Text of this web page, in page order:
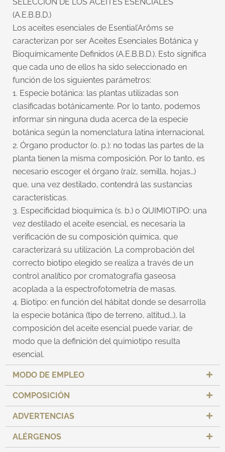
(A.E.B.B.D.)
Los aceites esenciales de Esential’Arôms se
caracterizan por ser Aceites Esenciales Botánica y
Bioquímicamente Definidos (A.E.B.B.D.). Esto significa
que cada uno de ellos ha sido seleccionado en
función de los siguientes parámetros:
1. Especie botánica: las plantas utilizadas son
clasificadas botánicamente. Por lo tanto, podemos
informar sin ninguna duda acerca de la especie
botánica según la nomenclatura latina internacional.
2. Órgano productor (o. p.): no todas las partes de la
planta tienen la misma composición. Por lo tanto, es
necesario escoger el órgano (raíz, semilla, hojas…)
que, una vez destilado, contendrá las sustancias
características.
3. Especificidad bioquímica (s. b.) o QUIMIOTIPO: una
vez destilado el aceite esencial, es necesaria la
verificación de su composición química, que
caracterizará su utilización. La comprobación del
correcto biotipo elegido se realiza a través de un
control analítico por cromatografía gaseosa
acoplada a la espectrofotometría de masas.
4. Biotipo: en función del hábitat donde se desarrolla
la especie botánica (tipo de terreno, altitud…), la
composición del aceite esencial puede variar, de
modo que la definición del quimiotipo resulta
esencial.
MODO DE EMPLEO
COMPOSICIÓN
ADVERTENCIAS
ALÉRGENOS